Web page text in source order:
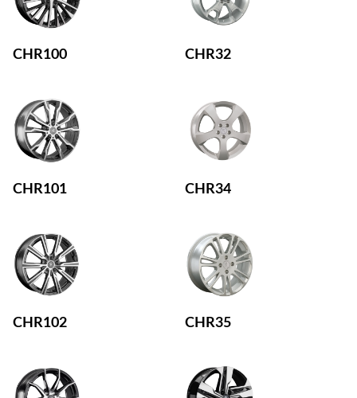
CHR100
CHR101
CHR102
CHR32
CHR34
CHR35